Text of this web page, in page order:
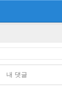
내 댓글